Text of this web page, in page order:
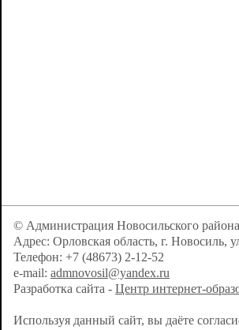
© Администрация Новосильского
Адрес: Орловская область, г. Новосиль,
Телефон: +7 (48673) 2-12-52
e-mail: admnovosil@yandex.ru
Разработка сайта - Центр интернет-
Используя данный сайт, вы даёте